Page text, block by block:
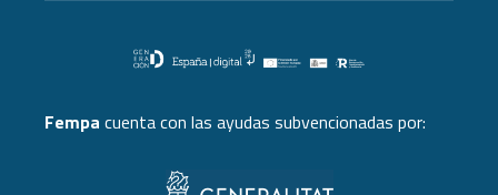
Fempa cuenta con las ayudas subvencionadas por: